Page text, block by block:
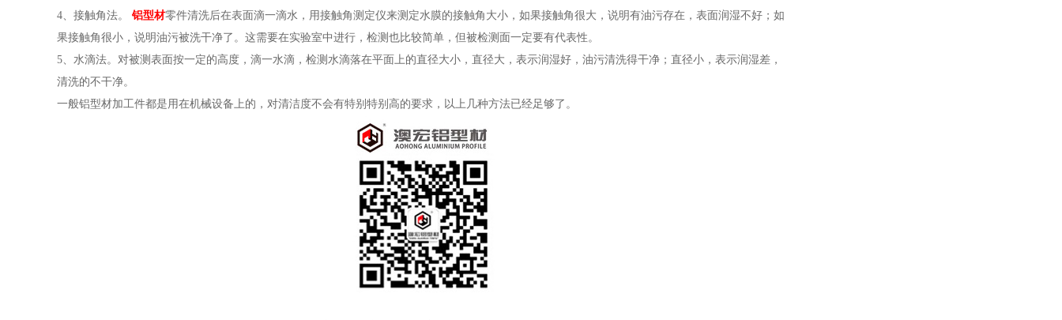
4、接触角法。 铝型材零件清洗后在表面滴一滴水，用接触角测定仪来测定水膜的接触角大小，如果接触角很大，说明有油污存在，表面润湿不好；如
果接触角很小，说明油污被洗干净了。这需要在实验室中进行，检测也比较简单，但被检测面一定要有代表性。
5、水滴法。对被测表面按一定的高度，滴一水滴，检测水滴落在平面上的直径大小，直径大，表示润湿好，油污清洗得干净；直径小，表示润湿差，
清洗的不干净。
一般铝型材加工件都是用在机械设备上的，对清洁度不会有特别特别高的要求，以上几种方法已经足够了。